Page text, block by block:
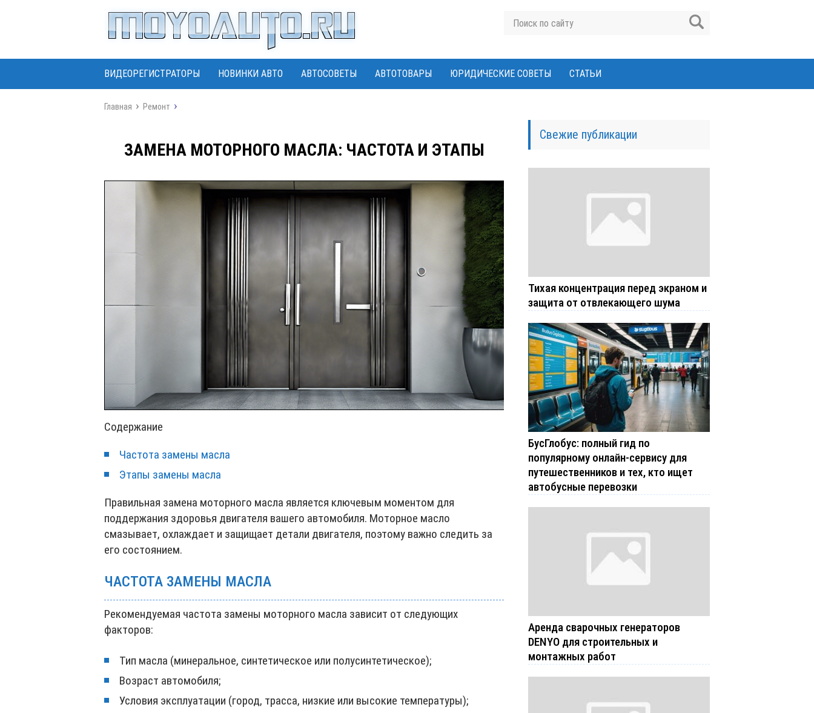
ВИДЕОРЕГИСТРАТОРЫ НОВИНКИ АВТО АВТОСОВЕТЫ АВТОТОВАРЫ ЮРИДИЧЕСКИЕ СОВЕТЫ СТАТЬИ
Главная Ремонт
ЗАМЕНА МОТОРНОГО МАСЛА: ЧАСТОТА И ЭТАПЫ
Содержание
Частота замены масла
Этапы замены масла
Правильная замена моторного масла является ключевым моментом для
поддержания здоровья двигателя вашего автомобиля. Моторное масло
смазывает, охлаждает и защищает детали двигателя, поэтому важно следить за
его состоянием.
ЧАСТОТА ЗАМЕНЫ МАСЛА
Рекомендуемая частота замены моторного масла зависит от следующих
факторов:
Тип масла (минеральное, синтетическое или полусинтетическое);
Возраст автомобиля;
Условия эксплуатации (город, трасса, низкие или высокие температуры);
Свежие публикации
Тихая концентрация перед экраном и
защита от отвлекающего шума
БусГлобус: полный гид по
популярному онлайн-сервису для
путешественников и тех, кто ищет
автобусные перевозки
Аренда сварочных генераторов
DENYO для строительных и
монтажных работ